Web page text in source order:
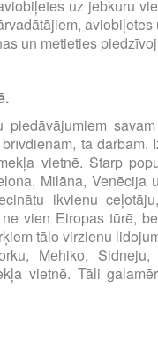
uz jebkuru
un metieties
tā
vietnē. Starp
Milāna,
ikvienu
vien Eiropas tūrē,
tālo virzienu
Mehiko,
vietnē. Tāli